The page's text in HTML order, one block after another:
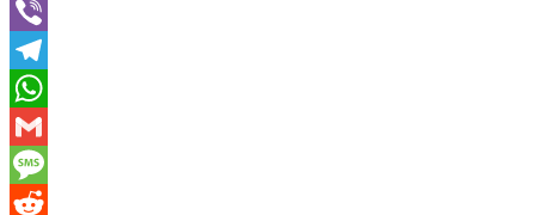
Twitter
Viber
Telegram
WhatsApp
Gmail
Message